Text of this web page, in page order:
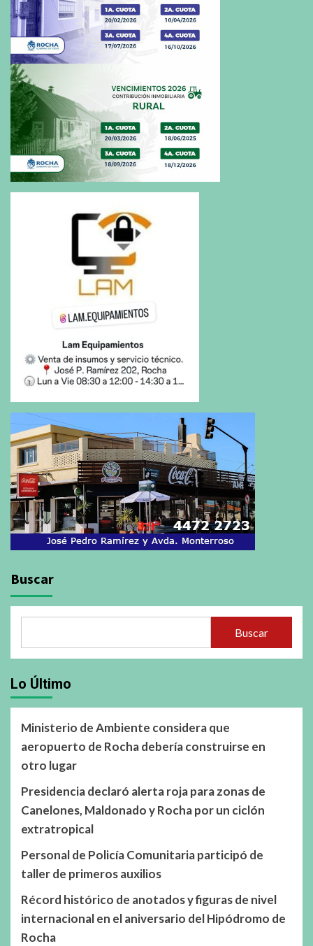
Buscar
Buscar
Lo Último
Ministerio de Ambiente considera que
aeropuerto de Rocha debería construirse en
otro lugar
Presidencia declaró alerta roja para zonas de
Canelones, Maldonado y Rocha por un ciclón
extratropical
Personal de Policía Comunitaria participó de
taller de primeros auxilios
Récord histórico de anotados y figuras de nivel
internacional en el aniversario del Hipódromo de
Rocha